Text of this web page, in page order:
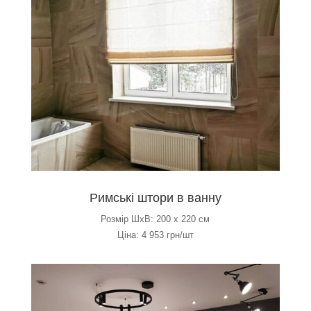
Римські штори в ванну
Розмір ШхВ: 200 х 220 см
Ціна: 4 953 грн/шт